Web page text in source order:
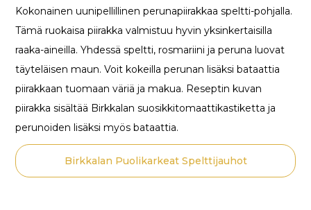
Kokonainen uunipellillinen perunapiirakkaa speltti-pohjalla.
Tämä ruokaisa piirakka valmistuu hyvin yksinkertaisilla
raaka-aineilla. Yhdessä speltti, rosmariini ja peruna luovat
täyteläisen maun. Voit kokeilla perunan lisäksi bataattia
piirakkaan tuomaan väriä ja makua. Reseptin kuvan
piirakka sisältää Birkkalan suosikkitomaattikastiketta ja
perunoiden lisäksi myös bataattia.
Birkkalan Puolikarkeat Spelttijauhot